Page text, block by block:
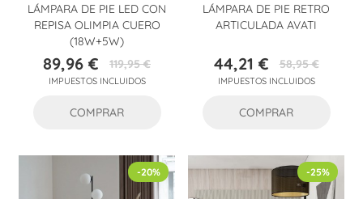
LÁMPARA DE PIE LED CON
REPISA OLIMPIA CUERO
(18W+5W)
Precio
89,96 €Precio
base
119,95 €
IMPUESTOS INCLUIDOS
COMPRAR
LÁMPARA DE PIE RETRO
ARTICULADA AVATI
Precio
44,21 €Precio
base
58,95 €
IMPUESTOS INCLUIDOS
COMPRAR
-20% -25%